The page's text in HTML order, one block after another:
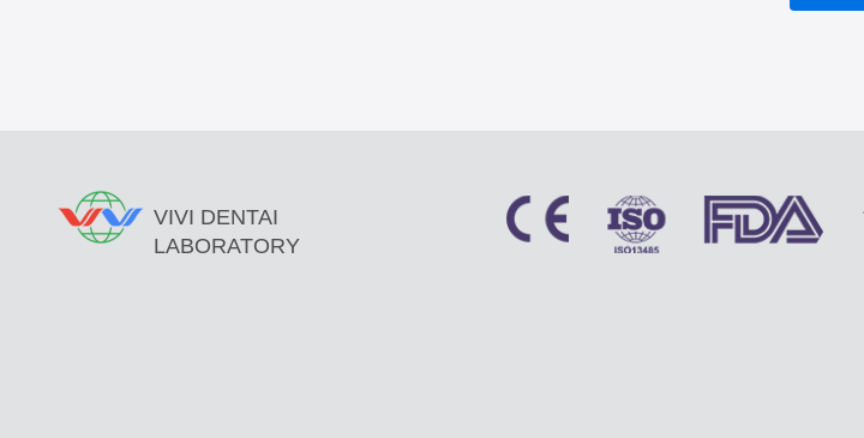
VIVI DENTAI
LABORATORY